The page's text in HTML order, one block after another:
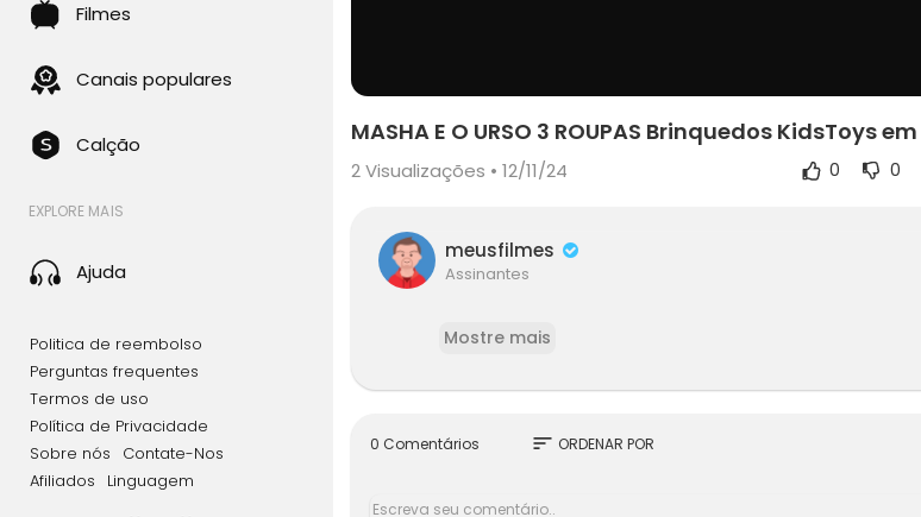
Filmes
Canais populares
Calção
EXPLORE MAIS
Ajuda
Politica de reembolso
Perguntas frequentes
Termos de uso
Política de Privacidade
Sobre nós
Contate-Nos
Afiliados
Linguagem
MASHA E O URSO 3 ROUPAS Brinquedos KidsToys
2Visualizações • 12/11/24 0 0
meusfilmes
Assinantes
Mostre mais
0 Comentários sort ORDENAR POR